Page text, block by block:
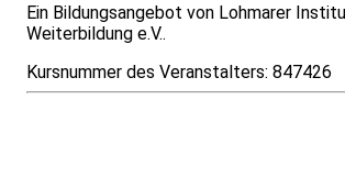
Ein Bildungsangebot von Lohmarer
Weiterbildung e.V..
Kursnummer des Veranstalters: 847426